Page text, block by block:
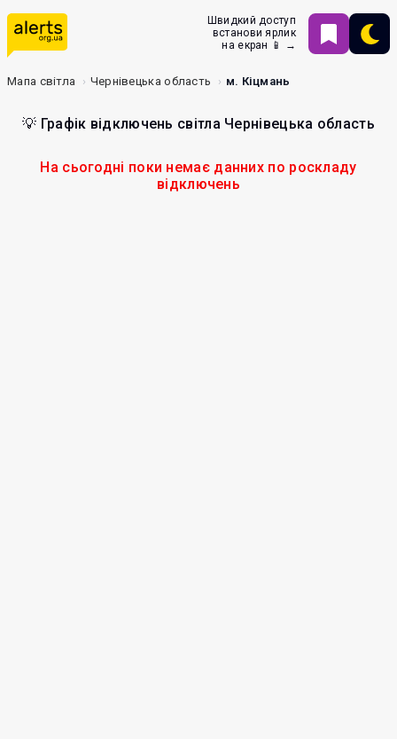
Швидкий доступ
встанови ярлик
на екран 📱 →
Мапа світла Чернівецька область м. Кіцмань
💡 Графік відключень світла Чернівецька область
На сьогодні поки немає данних по роскладу
відключень